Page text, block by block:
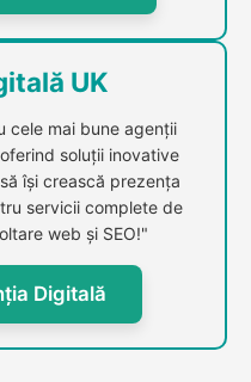
UK
cele mai bune agenții
soluții inovative
își crească prezența
servicii complete de
web și SEO!"
Digitală